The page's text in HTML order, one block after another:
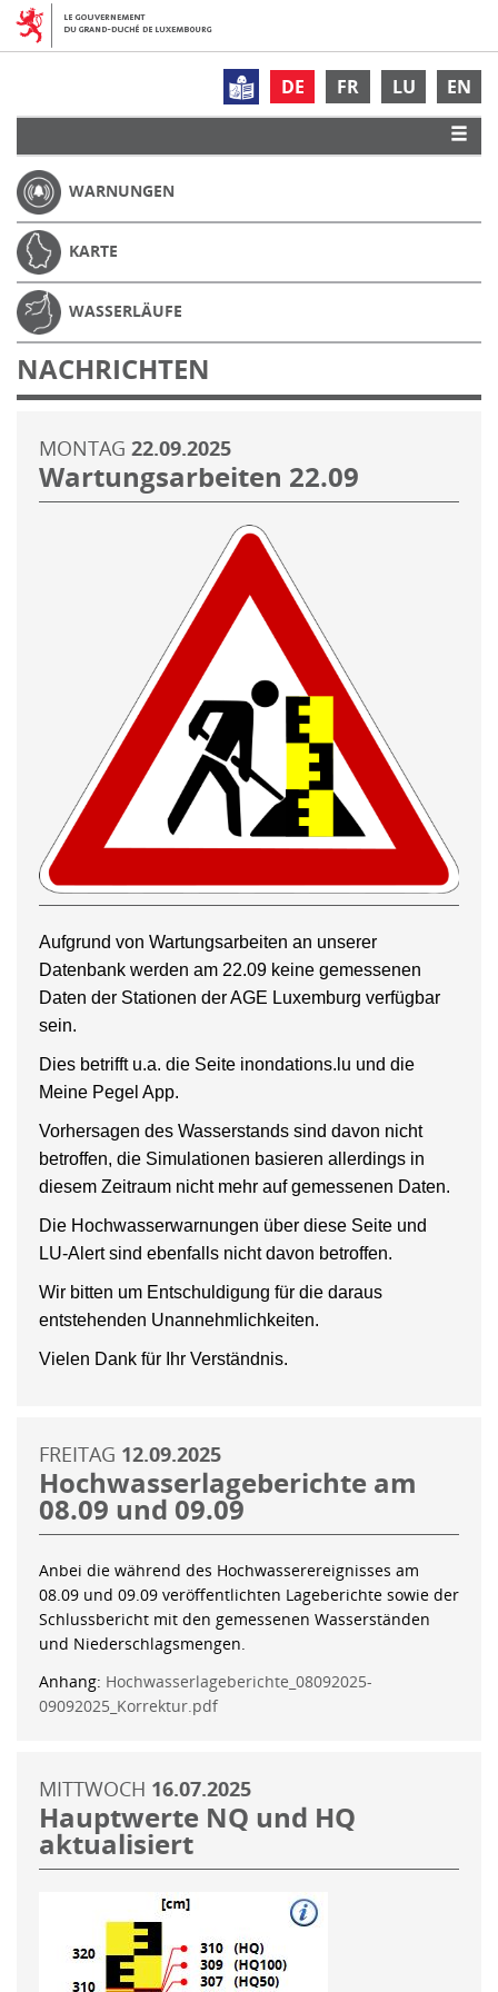
DE FR LU EN
WARNUNGEN
KARTE
WASSERLÄUFE
NACHRICHTEN
MONTAG 22.09.2025
Wartungsarbeiten 22.09
Aufgrund von Wartungsarbeiten an unserer
Datenbank werden am 22.09 keine gemessenen
Daten der Stationen der AGE Luxemburg verfügbar
sein.
Dies betrifft u.a. die Seite inondations.lu und die
Meine Pegel App.
Vorhersagen des Wasserstands sind davon nicht
betroffen, die Simulationen basieren allerdings in
diesem Zeitraum nicht mehr auf gemessenen Daten.
Die Hochwasserwarnungen über diese Seite und
LU-Alert sind ebenfalls nicht davon betroffen.
Wir bitten um Entschuldigung für die daraus
entstehenden Unannehmlichkeiten.
Vielen Dank für Ihr Verständnis.
FREITAG 12.09.2025
Hochwasserlageberichte am
08.09 und 09.09
Anbei die während des Hochwasserereignisses am
08.09 und 09.09 veröffentlichten Lageberichte sowie der
Schlussbericht mit den gemessenen Wasserständen
und Niederschlagsmengen.
Anhang: Hochwasserlageberichte_08092025-
09092025_Korrektur.pdf
MITTWOCH 16.07.2025
Hauptwerte NQ und HQ
aktualisiert